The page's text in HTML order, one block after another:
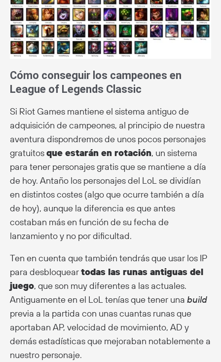
Cómo conseguir los campeones en
League of Legends Classic
Si Riot Games mantiene el sistema antiguo de
adquisición de campeones, al principio de nuestra
aventura dispondremos de unos pocos personajes
gratuitosque estarán en rotación, un sistema
para tener personajes gratis que se mantiene a día
de hoy. Antaño los personajes del LoL se dividían
en distintos costes (algo que ocurre también a día
de hoy), aunque la diferencia es que antes
costaban más en función de su fecha de
lanzamiento y no por dificultad.
Ten en cuenta que también tendrás que usar los IP
para desbloqueartodas las runas antiguas del
juego, que son muy diferentes a las actuales.
Antiguamente en el LoL tenías que tener una build
previa a la partida con unas cuantas runas que
aportaban AP, velocidad de movimiento, AD y
demás estadísticas que mejoraban notablemente a
nuestro personaje.